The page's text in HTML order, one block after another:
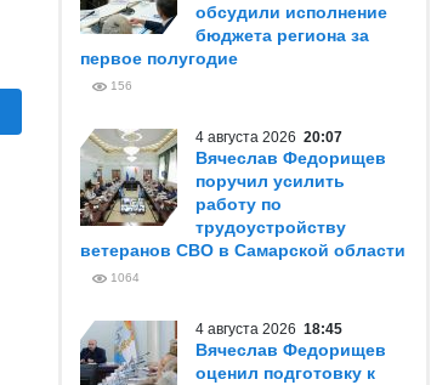
обсудили исполнение
бюджета региона за
первое полугодие
156
4 августа 2026 20:07
Вячеслав Федорищев
поручил усилить
работу по
трудоустройству
ветеранов СВО в Самарской области
1064
4 августа 2026 18:45
Вячеслав Федорищев
оценил подготовку к